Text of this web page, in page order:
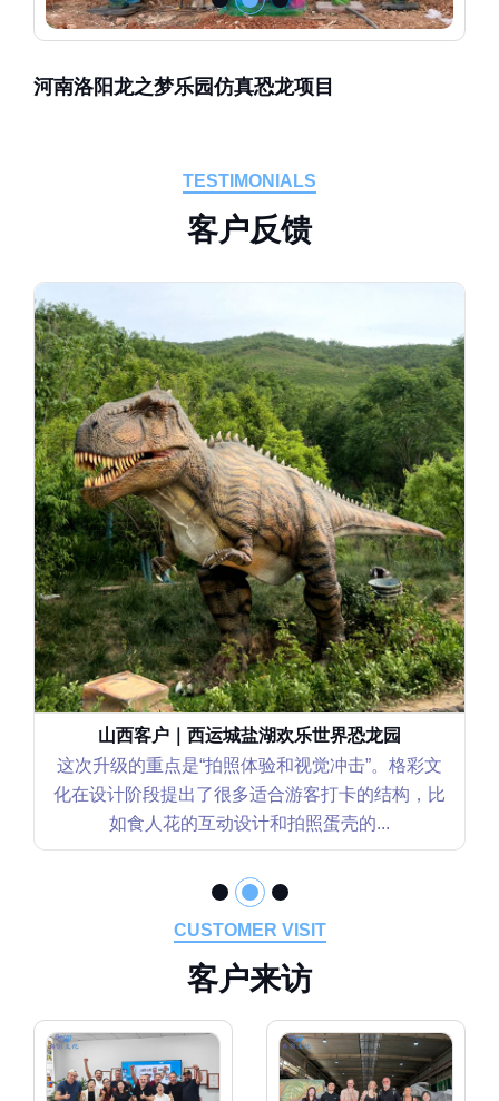
河南洛阳龙之梦乐园仿真恐龙项目
TESTIMONIALS
客户反馈
山西客户｜西运城盐湖欢乐世界恐龙园
这次升级的重点是“拍照体验和视觉冲击”。格彩文
化在设计阶段提出了很多适合游客打卡的结构，比
如食人花的互动设计和拍照蛋壳的...
CUSTOMER VISIT
客户来访